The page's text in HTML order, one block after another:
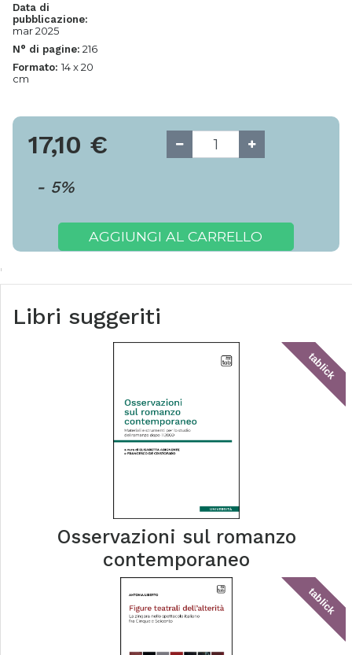
Data di
pubblicazione:
mar 2025
N° di pagine: 216
Formato: 14 x 20
cm
17,10 €
- 5%
AGGIUNGI AL CARRELLO
Libri suggeriti
tablick
Osservazioni sul romanzo
contemporaneo
tablick